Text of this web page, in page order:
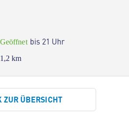
Geöffnet bis 21 Uhr
1,2 km
ZUR ÜBERSICHT